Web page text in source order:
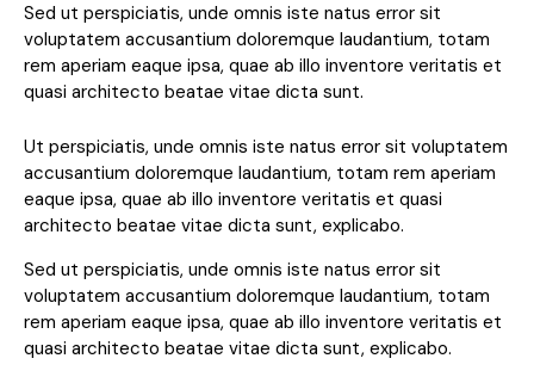
Sed ut perspiciatis, unde omnis iste natus error sit
voluptatem accusantium doloremque laudantium, totam
rem aperiam eaque ipsa, quae ab illo inventore veritatis et
quasi architecto beatae vitae dicta sunt.
Ut perspiciatis, unde omnis iste natus error sit voluptatem
accusantium doloremque laudantium, totam rem aperiam
eaque ipsa, quae ab illo inventore veritatis et quasi
architecto beatae vitae dicta sunt, explicabo.
Sed ut perspiciatis, unde omnis iste natus error sit
voluptatem accusantium doloremque laudantium, totam
rem aperiam eaque ipsa, quae ab illo inventore veritatis et
quasi architecto beatae vitae dicta sunt, explicabo.